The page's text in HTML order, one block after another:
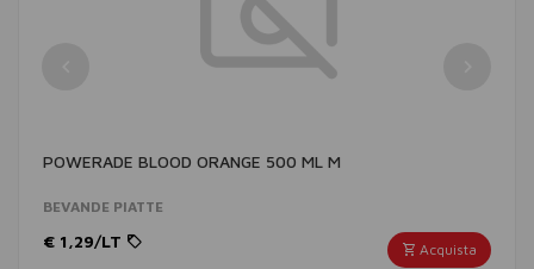
POWERADE BLOOD ORANGE 500 ML M
BEVANDE PIATTE
Acquista
€ 1,29/LT